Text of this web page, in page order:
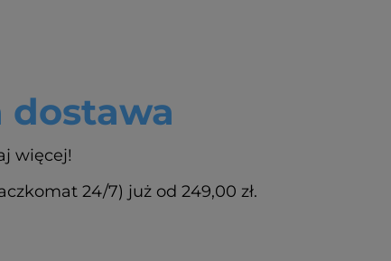
dostawa
więcej!
24/7) już od 249,00 zł.